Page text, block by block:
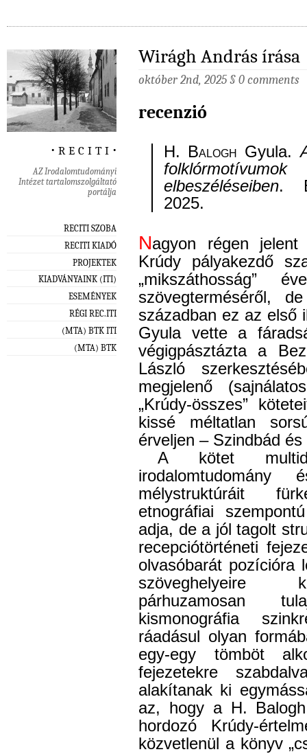
‧ r e c i t i ‧
AZ Irodalomtudományi
Intézet tartalomszolgáltató
portálja
RECITI SZOBA
RECITI KIADÓ
PROJEKTEK
KIADVÁNYAINK (ITI)
ESEMÉNYEK
RÉGI REC.ITI
(MTA) BTK ITI
(MTA) BTK
Wirágh András írása
október 2nd, 2025 § 0 comments
recenzió
H. Balogh Gyula.
elbeszéléseiben.
2025.
Nagyon régen jelent
Krúdy pályakezdő
„mikszáthosság”
szövegterméséről,
században ez az első
Gyula vette a
végigpásztázta a
László
megjelenő
„Krúdy-összes”
kissé méltatlan
érveljen – Szindbád
A kötet
mélystruktúráit
etnográfiai
adja, de a jól tagolt
recepciótörténeti
olvasóbarát pozícióra
szöveghelyeire
párhuzamosan
kismonográfia
ráadásul olyan
egy-egy tömböt
fejezetekre
alakítanak ki
az, hogy a H.
hordozó Krúdy-
közvetlenül a könyv